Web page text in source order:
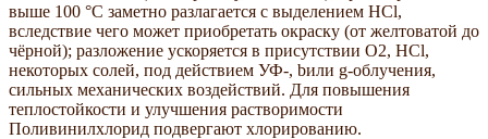
выше 100 °C заметно разлагается с выделением HCl,
вследствие чего может приобретать окраску (от желтоватой до
чёрной); разложение ускоряется в присутствии O2, HCl,
некоторых солей, под действием УФ-, bили g-облучения,
сильных механических воздействий. Для повышения
теплостойкости и улучшения растворимости
Поливинилхлорид подвергают хлорированию.